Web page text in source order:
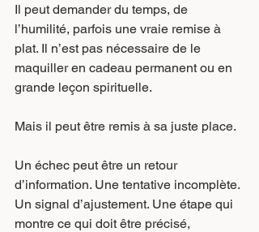
Il peut demander du temps, de
l’humilité, parfois une vraie remise à
plat. Il n’est pas nécessaire de le
maquiller en cadeau permanent ou en
grande leçon spirituelle.
Mais il peut être remis à sa juste place.
Un échec peut être un retour
d’information. Une tentative incomplète.
Un signal d’ajustement. Une étape qui
montre ce qui doit être précisé,